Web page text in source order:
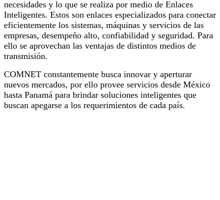
necesidades y lo que se realiza por medio de Enlaces
Inteligentes. Estos son enlaces especializados para conectar
eficientemente los sistemas, máquinas y servicios de las
empresas, desempeño alto, confiabilidad y seguridad. Para
ello se aprovechan las ventajas de distintos medios de
transmisión.
COMNET constantemente busca innovar y aperturar
nuevos mercados, por ello provee servicios desde México
hasta Panamá para brindar soluciones inteligentes que
buscan apegarse a los requerimientos de cada país.